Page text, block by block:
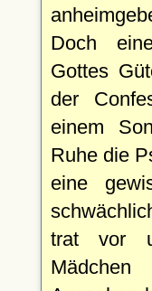
Doch
Gottes
der
einem
Ruhe die
eine
trat vor